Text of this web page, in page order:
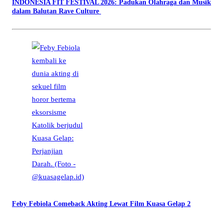
INDONESIA FIT FESTIVAL 2026: Padukan Olahraga dan Musik
dalam Balutan Rave Culture
Feby Febiola Comeback Akting Lewat Film Kuasa Gelap 2